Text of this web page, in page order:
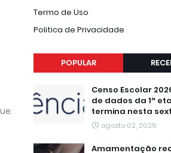
Termo de Uso
Politica de Privacidade
POPULAR
Censo Escolar
de dados da 1ª
termina nesta
agosto 02, 2026
Amamentação